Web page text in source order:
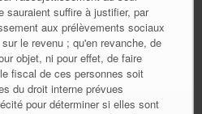
sauraient suffire à justifier, par
aux prélèvements sociaux
le revenu ; qu'en revanche, de
objet, ni pour effet, de faire
fiscal de ces personnes soit
du droit interne prévues
pour déterminer si elles sont